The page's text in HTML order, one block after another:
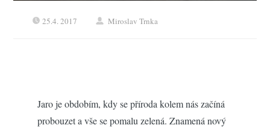
25.4. 2017 Miroslav Trnka
Jaro je obdobím, kdy se příroda kolem nás začíná
probouzet a vše se pomalu zelená. Znamená nový